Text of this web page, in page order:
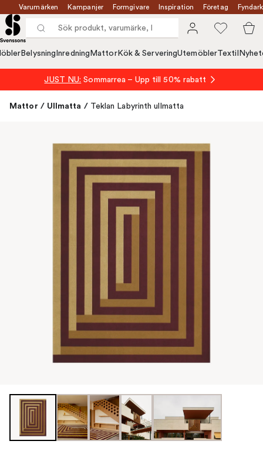
Varumärken Kampanjer Formgivare Inspiration Företag
Belysning Inredning MattorKök & ServeringUtemöblerTextil
JUST NU: Sommarrea – Upp till 50% rabatt
Mattor / Ullmatta / Teklan Labyrinth ullmatta